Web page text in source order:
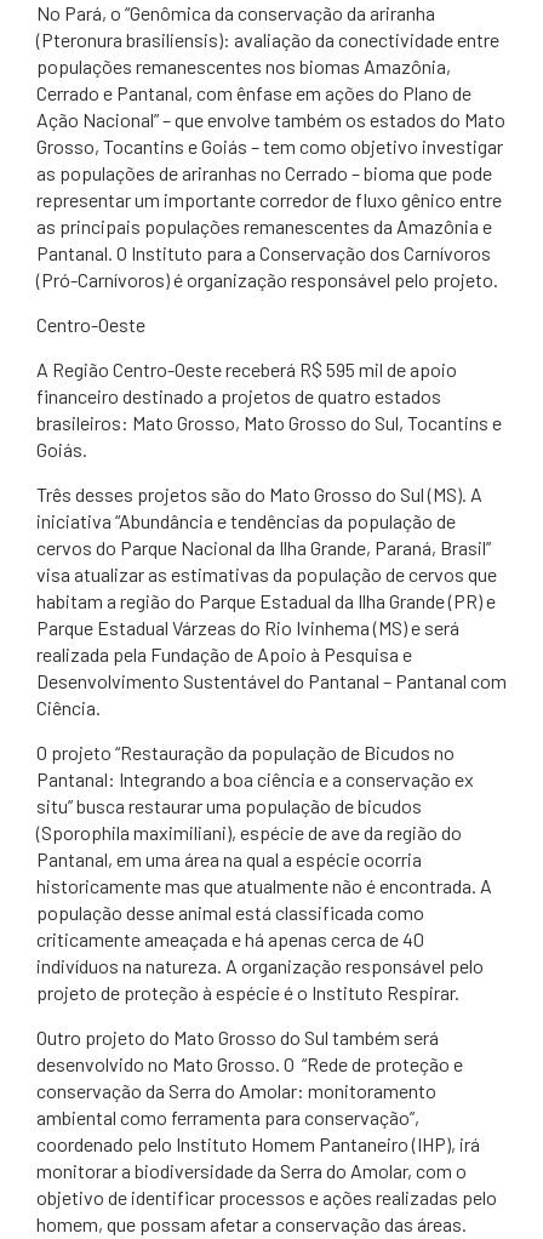
No Pará, o “Genômica da conservação da ariranha
(Pteronura brasiliensis): avaliação da conectividade entre
populações remanescentes nos biomas Amazônia,
Cerrado e Pantanal, com ênfase em ações do Plano de
Ação Nacional” – que envolve também os estados do Mato
Grosso, Tocantins e Goiás – tem como objetivo investigar
as populações de ariranhas no Cerrado – bioma que pode
representar um importante corredor de fluxo gênico entre
as principais populações remanescentes da Amazônia e
Pantanal. O Instituto para a Conservação dos Carnívoros
(Pró-Carnívoros) é organização responsável pelo projeto.
Centro-Oeste
A Região Centro-Oeste receberá R$ 595 mil de apoio
financeiro destinado a projetos de quatro estados
brasileiros: Mato Grosso, Mato Grosso do Sul, Tocantins e
Goiás.
Três desses projetos são do Mato Grosso do Sul (MS). A
iniciativa “Abundância e tendências da população de
cervos do Parque Nacional da Ilha Grande, Paraná, Brasil”
visa atualizar as estimativas da população de cervos que
habitam a região do Parque Estadual da Ilha Grande (PR) e
Parque Estadual Várzeas do Rio Ivinhema (MS) e será
realizada pela Fundação de Apoio à Pesquisa e
Desenvolvimento Sustentável do Pantanal – Pantanal com
Ciência.
O projeto “Restauração da população de Bicudos no
Pantanal: Integrando a boa ciência e a conservação ex
situ” busca restaurar uma população de bicudos
(Sporophila maximiliani), espécie de ave da região do
Pantanal, em uma área na qual a espécie ocorria
historicamente mas que atualmente não é encontrada. A
população desse animal está classificada como
criticamente ameaçada e há apenas cerca de 40
indivíduos na natureza. A organização responsável pelo
projeto de proteção à espécie é o Instituto Respirar.
Outro projeto do Mato Grosso do Sul também será
desenvolvido no Mato Grosso. O “Rede de proteção e
conservação da Serra do Amolar: monitoramento
ambiental como ferramenta para conservação”,
coordenado pelo Instituto Homem Pantaneiro (IHP), irá
monitorar a biodiversidade da Serra do Amolar, com o
objetivo de identificar processos e ações realizadas pelo
homem, que possam afetar a conservação das áreas.